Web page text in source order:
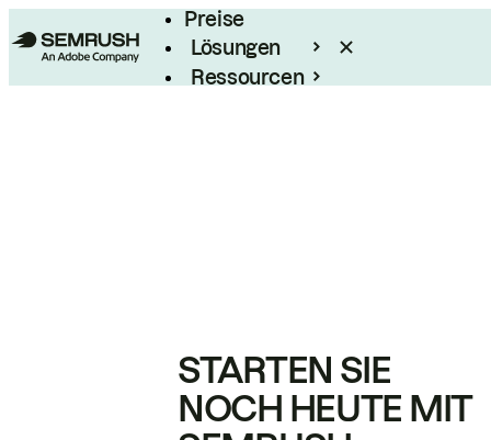
Preise
Lösungen
Ressourcen
STARTEN SIE
NOCH HEUTE MIT